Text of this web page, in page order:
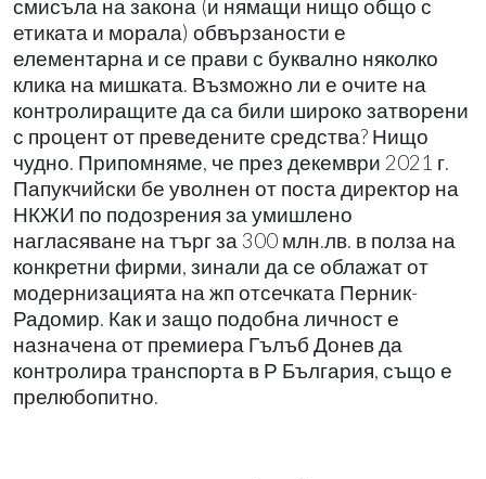
смисъла на закона (и нямащи нищо общо с
етиката и морала) обвързаности е
елементарна и се прави с буквално няколко
клика на мишката. Възможно ли е очите на
контролиращите да са били широко затворени
с процент от преведените средства? Нищо
чудно. Припомняме, че през декември 2021 г.
Папукчийски бе уволнен от поста директор на
НКЖИ по подозрения за умишлено
нагласяване на търг за 300 млн.лв. в полза на
конкретни фирми, зинали да се облажат от
модернизацията на жп отсечката Перник-
Радомир. Как и защо подобна личност е
назначена от премиера Гълъб Донев да
контролира транспорта в Р България, също е
прелюбопитно.